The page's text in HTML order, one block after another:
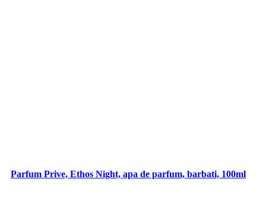
Parfum Prive, Ethos Night, apa de parfum, barbati, 100ml